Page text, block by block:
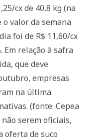
cx de 40,8 kg (na
o valor da semana
foi de R$ 11,60/cx
Em relação à safra
que deve
empresas
na última
(fonte: Cepea
não serem oficiais,
oferta de suco